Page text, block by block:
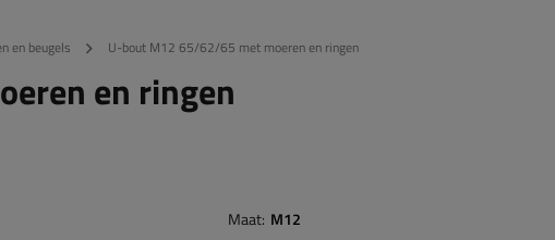
en beugels U-bout M12 65/62/65 met moeren en ringen
en ringen
Maat M12